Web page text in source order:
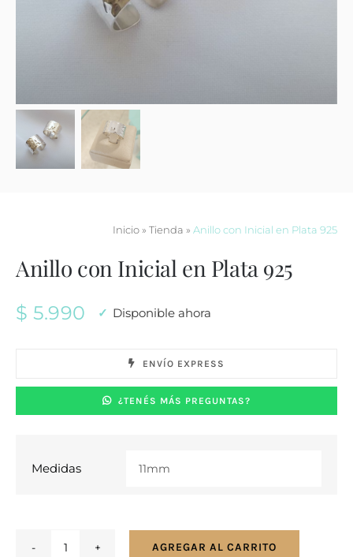
Inicio» Tienda » Anillo con Inicial en Plata 925
Anillo con Inicial en Plata 925
$ 5.990 Disponible ahora
ENVÍO EXPRESS
¿TENÉS MÁS PREGUNTAS?
Medidas
AGREGAR AL CARRITO